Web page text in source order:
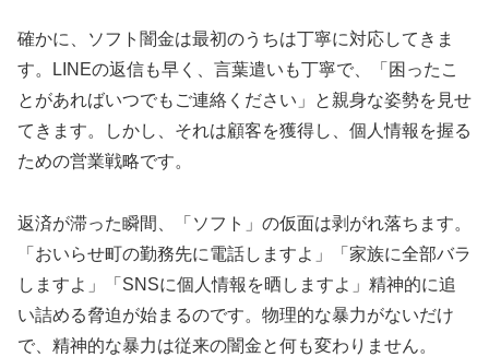
確かに、ソフト闇金は最初のうちは丁寧に対応してきま
す。LINEの返信も早く、言葉遣いも丁寧で、「困ったこ
とがあればいつでもご連絡ください」と親身な姿勢を見せ
てきます。しかし、それは顧客を獲得し、個人情報を握る
ための営業戦略です。
返済が滞った瞬間、「ソフト」の仮面は剥がれ落ちます。
「おいらせ町の勤務先に電話しますよ」「家族に全部バラ
しますよ」「SNSに個人情報を晒しますよ」精神的に追
い詰める脅迫が始まるのです。物理的な暴力がないだけ
で、精神的な暴力は従来の闇金と何も変わりません。